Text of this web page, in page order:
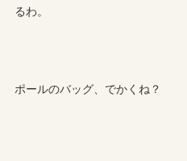
るわ。
ポールのバッグ、でかくね？